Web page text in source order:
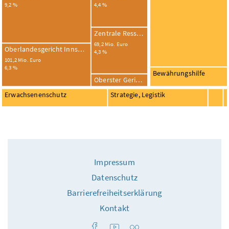
9,2 %
Oberlandesgericht Innsbruck
101,2 Mio. Euro
6,3 %
4,4 %
Zentrale Ressourcensteuerung
69,2 Mio. Euro
4,3 %
Oberster Gerichtshof und
Bewährungshilfe
Erwachsenenschutz Strategie, Legistik
Impressum
Datenschutz
Barrierefreiheitserklärung
Kontakt
FacebookYoutube